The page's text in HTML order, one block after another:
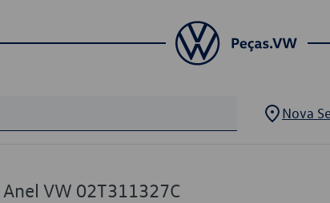
Nova
Anel VW 02T311327C